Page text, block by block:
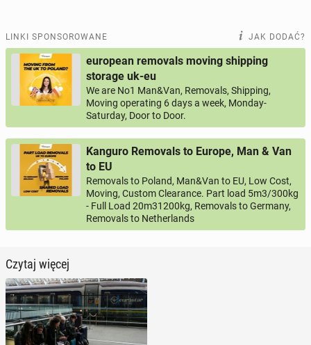
LINKI SPONSOROWANE JAK DODAĆ?
european removals moving shipping
storage uk-eu
We are No1 Man&Van, Removals, Shipping,
Moving operating 6 days a week, Monday-
Saturday, Door to Door.
Kanguro Removals to Europe, Man & Van
to EU
Removals to Poland, Man&Van to EU, Low Cost,
Moving, Custom Clearance. Part load 5m3/300kg
- Full Load 20m31200kg, Removals to Germany,
Removals to Netherlands
Czytaj więcej